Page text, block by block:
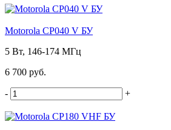
Motorola CP040 V БУ
5 Вт, 146-174 МГц
6 700 руб.
- +